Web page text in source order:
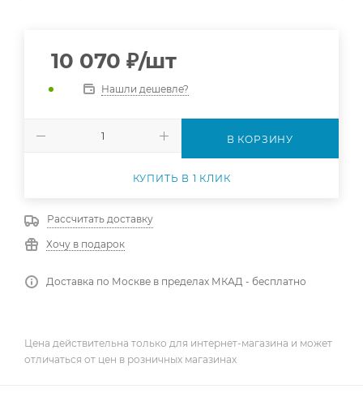
10 070 ₽/шт
Нашли дешевле?
В КОРЗИНУ
КУПИТЬ В 1 КЛИК
Рассчитать доставку
Хочу в подарок
Доставка по Москве в пределах МКАД - бесплатно
Цена действительна только для интернет-магазина и может
отличаться от цен в розничных магазинах